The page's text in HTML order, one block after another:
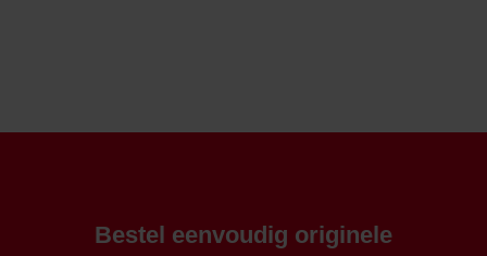
Bestel eenvoudig originele